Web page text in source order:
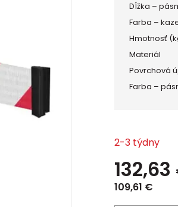
Dĺžka –
Farba –
Hmotnosť
Materiál
Povrchová
Farba –
2-3 týdny
132,63
109,61 €